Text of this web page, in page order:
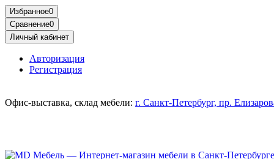
Избранное0
Сравнение0
Личный кабинет
Авторизация
Регистрация
Офис-выставка, склад мебели: г. Санкт-Петербург, пр.